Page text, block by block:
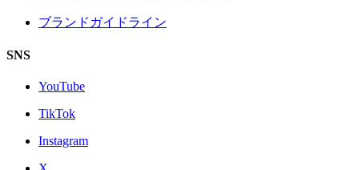
ブランドガイドライン
SNS
YouTube
TikTok
Instagram